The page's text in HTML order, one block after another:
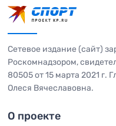
Сетевое издание (сайт)
Роскомнадзором,
80505 от 15 марта 2021 г.
Олеся Вячеславовна.
О проекте